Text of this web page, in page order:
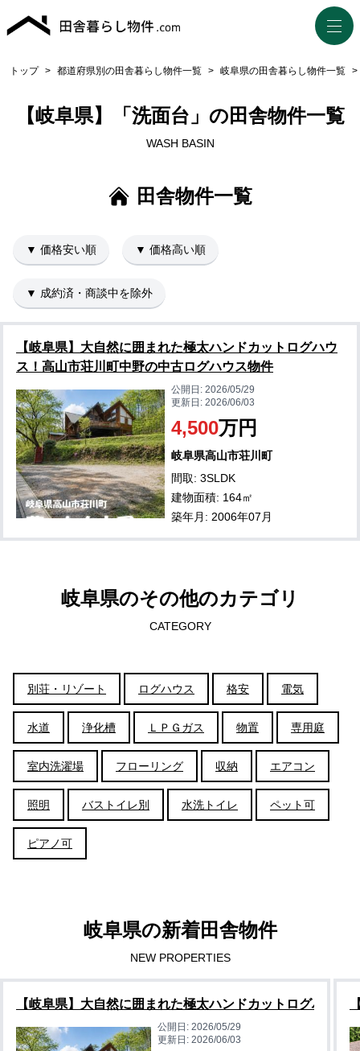
トップ > 都道府県別の田舎暮らし物件一覧 > 岐阜県の田舎暮らし物件一覧 >
【岐阜県】「洗面台」の田舎物件一覧
WASH BASIN
田舎物件一覧
▼ 価格安い順 ▼ 価格高い順
▼ 成約済・商談中を除外
【岐阜県】大自然に囲まれた極太ハンドカットログハウ
ス！高山市荘川町中野の中古ログハウス物件
公開日:2026/05/29
更新日:2026/06/03
4,500万円
岐阜県高山市荘川町
間取: 3SLDK
建物面積: 164㎡
築年月: 2006年07月
岐阜県のその他のカテゴリ
CATEGORY
別荘・リゾート ログハウス 格安 電気
水道 浄化槽 ＬＰＧガス 物置 専用庭
室内洗濯場 フローリング 収納 エアコン
照明 バストイレ別 水洗トイレ ペット可
ピアノ可
岐阜県の新着田舎物件
NEW PROPERTIES
【岐阜県】大自然に囲まれた極太ハンドカットログハウ
公開日:2026/05/29
更新日:2026/06/03